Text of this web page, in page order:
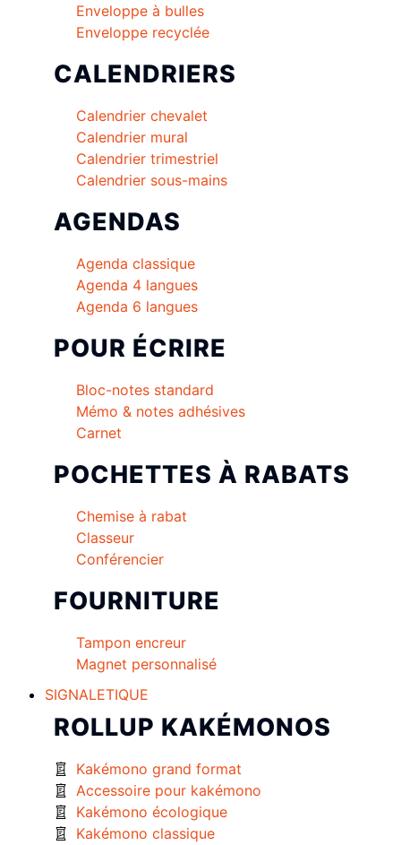
Enveloppe à bulles
Enveloppe recyclée
CALENDRIERS
Calendrier chevalet
Calendrier mural
Calendrier trimestriel
Calendrier sous-mains
AGENDAS
Agenda classique
Agenda 4 langues
Agenda 6 langues
POUR ÉCRIRE
Bloc-notes standard
Mémo & notes adhésives
Carnet
POCHETTES À RABATS
Chemise à rabat
Classeur
Conférencier
FOURNITURE
Tampon encreur
Magnet personnalisé
SIGNALETIQUE
ROLLUP KAKÉMONOS
Kakémono grand format
Accessoire pour kakémono
Kakémono écologique
Kakémono classique